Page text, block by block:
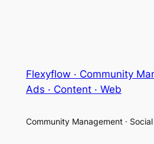
Flexyflow · Community
Ads · Content · Web
Community Management · Social